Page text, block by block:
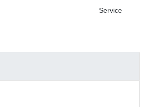
Service